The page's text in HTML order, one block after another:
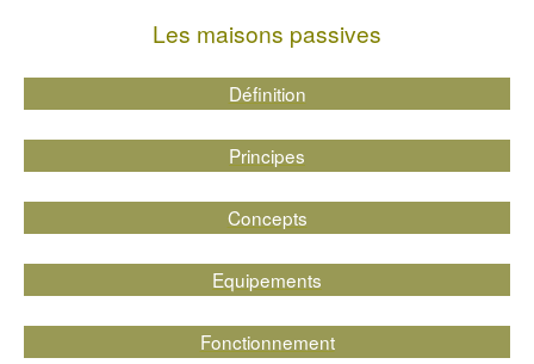
Les maisons passives
Définition
Principes
Concepts
Equipements
Fonctionnement